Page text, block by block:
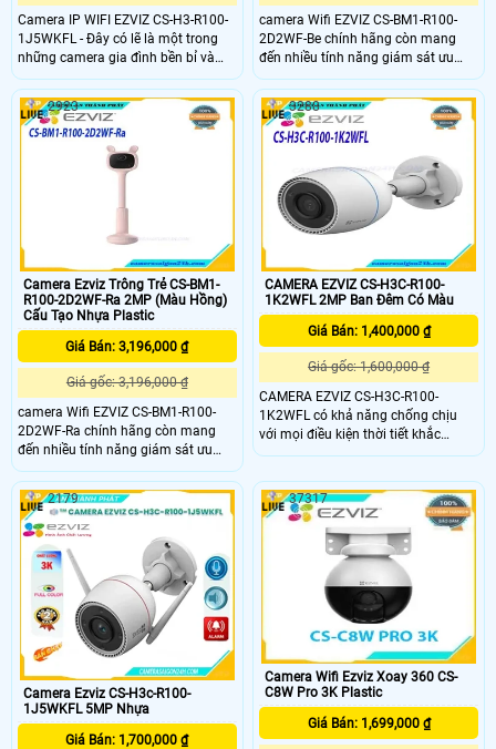
Camera IP WIFI EZVIZ CS-H3-R100-
1J5WKFL - Đây có lẽ là một trong
những camera gia đình bền bỉ và
giàu tính năng nhất hiện nay, được
thiết kế để bảo vệ ngôi nhà của bạn
24/7.
camera Wifi EZVIZ CS-BM1-R100-
2D2WF-Be chính hãng còn mang
đến nhiều tính năng giám sát ưu
việt như đàm thoại 2 chiều, phát
hiện tiếng khóc, phát hiện chuyển
động, ghi hình sắc nét,…. giúp phụ
huynh có thể dễ dàng dõi theo con
Camera Ezviz Trông Trẻ CS-BM1-
R100-2D2WF-Ra 2MP (Màu Hồng)
Cấu Tạo Nhựa Plastic
Giá Bán: 3,196,000 ₫
Giá gốc: 3,196,000 ₫
camera Wifi EZVIZ CS-BM1-R100-
2D2WF-Ra chính hãng còn mang
đến nhiều tính năng giám sát ưu
việt như đàm thoại 2 chiều, phát
hiện tiếng khóc, phát hiện chuyển
động, ghi hình sắc nét,…. giúp phụ
huynh có thể dễ dàng dõi theo con
nhỏ trong mỗi khoảnh khắc.
2923
CAMERA EZVIZ CS-H3C-R100-
1K2WFL 2MP Ban Đêm Có Màu
Giá Bán: 1,400,000 ₫
Giá gốc: 1,600,000 ₫
CAMERA EZVIZ CS-H3C-R100-
1K2WFL có khả năng chống chịu
với mọi điều kiện thời tiết khắc
nghiệt nhất. Cùng với đó CAMERA
trang bị anten kép, mang lại hiệu
suất làm việc luôn đảm bảo kết nối
camera mạnh, ổn định.
3288
Camera Ezviz CS-H3c-R100-
1J5WKFL 5MP Nhựa
Giá Bán: 1,700,000 ₫
2179
Camera Wifi Ezviz Xoay 360 CS-
C8W Pro 3K Plastic
Giá Bán: 1,699,000 ₫
37317